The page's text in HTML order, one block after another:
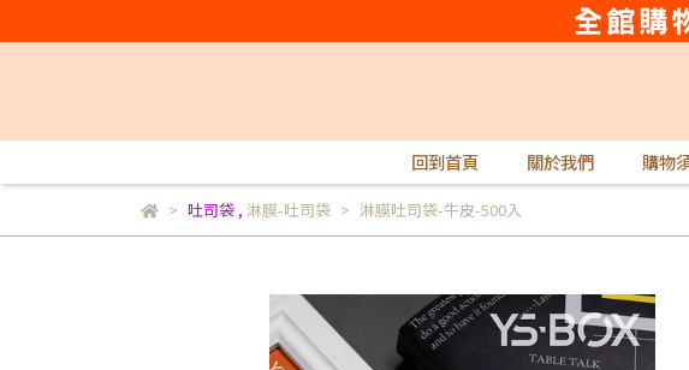
回到首頁 關於我們 購物
吐司袋, 淋膜-吐司袋 淋膜吐司袋-牛皮-500入